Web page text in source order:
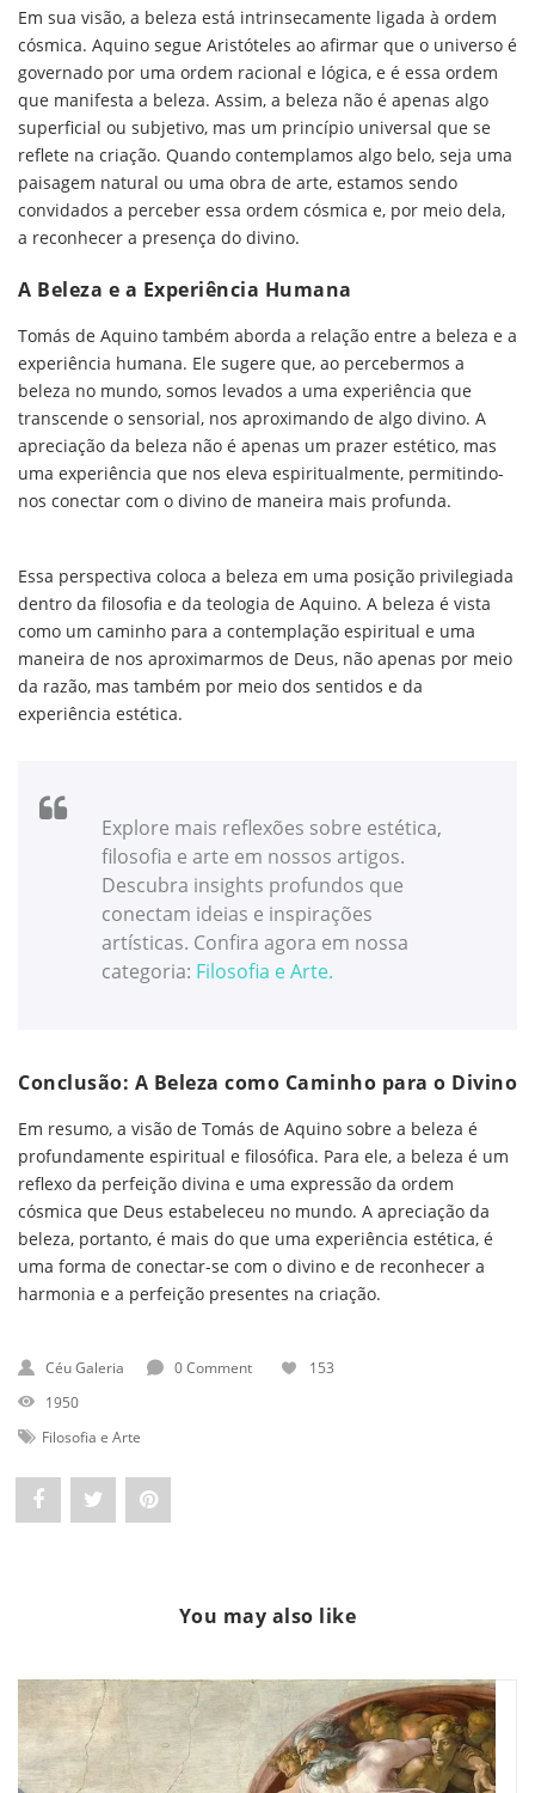
Em sua visão, a beleza está intrinsecamente ligada à ordem
cósmica. Aquino segue Aristóteles ao afirmar que o universo é
governado por uma ordem racional e lógica, e é essa ordem
que manifesta a beleza. Assim, a beleza não é apenas algo
superficial ou subjetivo, mas um princípio universal que se
reflete na criação. Quando contemplamos algo belo, seja uma
paisagem natural ou uma obra de arte, estamos sendo
convidados a perceber essa ordem cósmica e, por meio dela,
a reconhecer a presença do divino.
A Beleza e a Experiência Humana
Tomás de Aquino também aborda a relação entre a beleza e a
experiência humana. Ele sugere que, ao percebermos a
beleza no mundo, somos levados a uma experiência que
transcende o sensorial, nos aproximando de algo divino. A
apreciação da beleza não é apenas um prazer estético, mas
uma experiência que nos eleva espiritualmente, permitindo-
nos conectar com o divino de maneira mais profunda.
Essa perspectiva coloca a beleza em uma posição privilegiada
dentro da filosofia e da teologia de Aquino. A beleza é vista
como um caminho para a contemplação espiritual e uma
maneira de nos aproximarmos de Deus, não apenas por meio
da razão, mas também por meio dos sentidos e da
experiência estética.
Explore mais reflexões sobre estética,
filosofia e arte em nossos artigos.
Descubra insights profundos que
conectam ideias e inspirações
artísticas. Confira agora em nossa
categoria: Filosofia e Arte.
Conclusão: A Beleza como Caminho para o Divino
Em resumo, a visão de Tomás de Aquino sobre a beleza é
profundamente espiritual e filosófica. Para ele, a beleza é um
reflexo da perfeição divina e uma expressão da ordem
cósmica que Deus estabeleceu no mundo. A apreciação da
beleza, portanto, é mais do que uma experiência estética, é
uma forma de conectar-se com o divino e de reconhecer a
harmonia e a perfeição presentes na criação.
Céu Galeria 0 Comment
153
1950
Filosofia e Arte
Share
A
Beleza
como
Post
Aquino:
A
Beleza
Pin
A
Beleza
como
You may also like